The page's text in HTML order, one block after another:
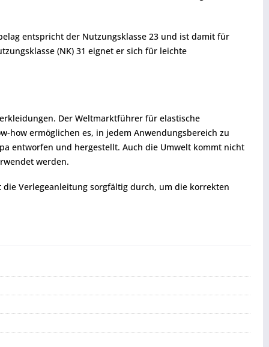
entspricht der Nutzungsklasse 23 und ist damit für
(NK) 31 eignet er sich für leichte
Der Weltmarktführer für elastische
how ermöglichen es, in jedem Anwendungsbereich zu
entworfen und hergestellt. Auch die Umwelt kommt nicht
werden.
Verlegeanleitung sorgfältig durch, um die korrekten